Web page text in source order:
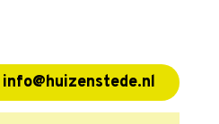
info@huizenstede.nl